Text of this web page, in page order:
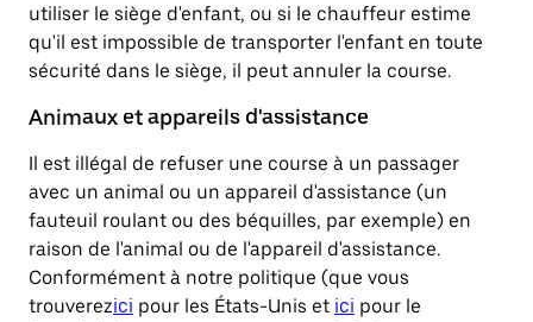
utiliser le siège d'enfant, ou si le chauffeur estime
qu'il est impossible de transporter l'enfant en toute
sécurité dans le siège, il peut annuler la course.
Animaux et appareils d'assistance
Il est illégal de refuser une course à un passager
avec un animal ou un appareil d'assistance (un
fauteuil roulant ou des béquilles, par exemple) en
raison de l'animal ou de l'appareil d'assistance.
Conformément à notre politique (que vous
trouverezici pour les États-Unis et ici pour le